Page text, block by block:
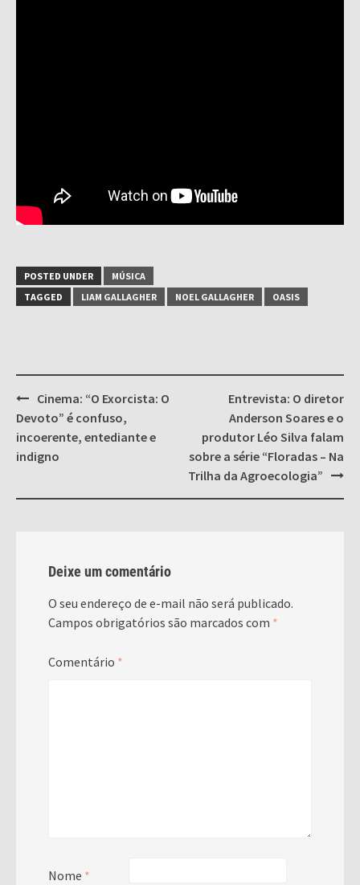
POSTED UNDER
MÚSICA
TAGGED
LIAM GALLAGHER NOEL GALLAGHER OASIS
Post
navigation
Cinema: “O Exorcista: O
Devoto” é confuso,
incoerente, entediante e
indigno
Entrevista: O diretor
Anderson Soares e o
produtor Léo Silva falam
sobre a série “Floradas – Na
Trilha da Agroecologia”
Deixe um comentário
O seu endereço de e-mail não será publicado.
Campos obrigatórios são marcados com *
Comentário *
Nome *